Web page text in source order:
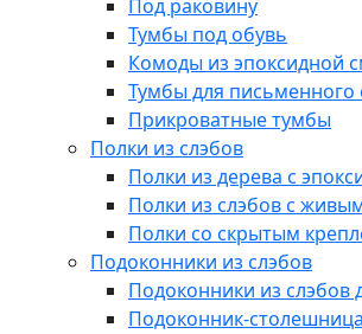
Под раковину
Тумбы под обувь
Комоды из эпоксидной
Тумбы для письменного
Прикроватные тумбы
Полки из слэбов
Полки из дерева с
Полки из слэбов с
Полки со скрытым
Подоконники из слэбов
Подоконники из слэбов
Подоконник-